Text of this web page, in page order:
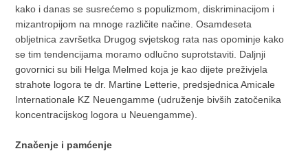
kako i danas se susrećemo s populizmom, diskriminacijom i
mizantropijom na mnoge različite načine. Osamdeseta
obljetnica završetka Drugog svjetskog rata nas opominje kako
se tim tendencijama moramo odlučno suprotstaviti. Daljnji
govornici su bili Helga Melmed koja je kao dijete preživjela
strahote logora te dr. Martine Letterie, predsjednica Amicale
Internationale KZ Neuengamme (udruženje bivših zatočenika
koncentracijskog logora u Neuengamme).
Značenje i pamćenje